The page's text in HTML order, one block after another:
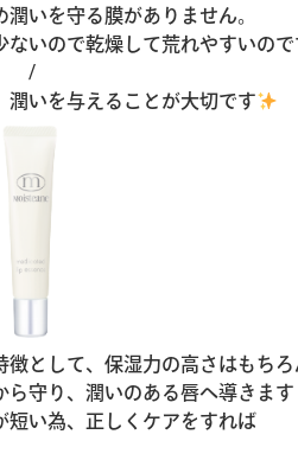
いを守る膜がありません。
いので乾燥して荒れやすいので
/
潤いを与えることが大切です
として、保湿力の高さはもちろ
守り、潤いのある唇へ導きます
短い為、正しくケアをすれば